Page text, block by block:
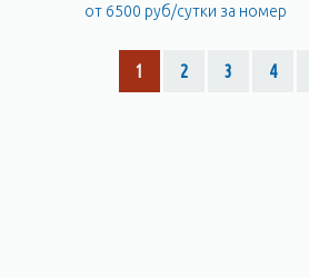
от 6500 руб/сутки за номер
1 2 3 4